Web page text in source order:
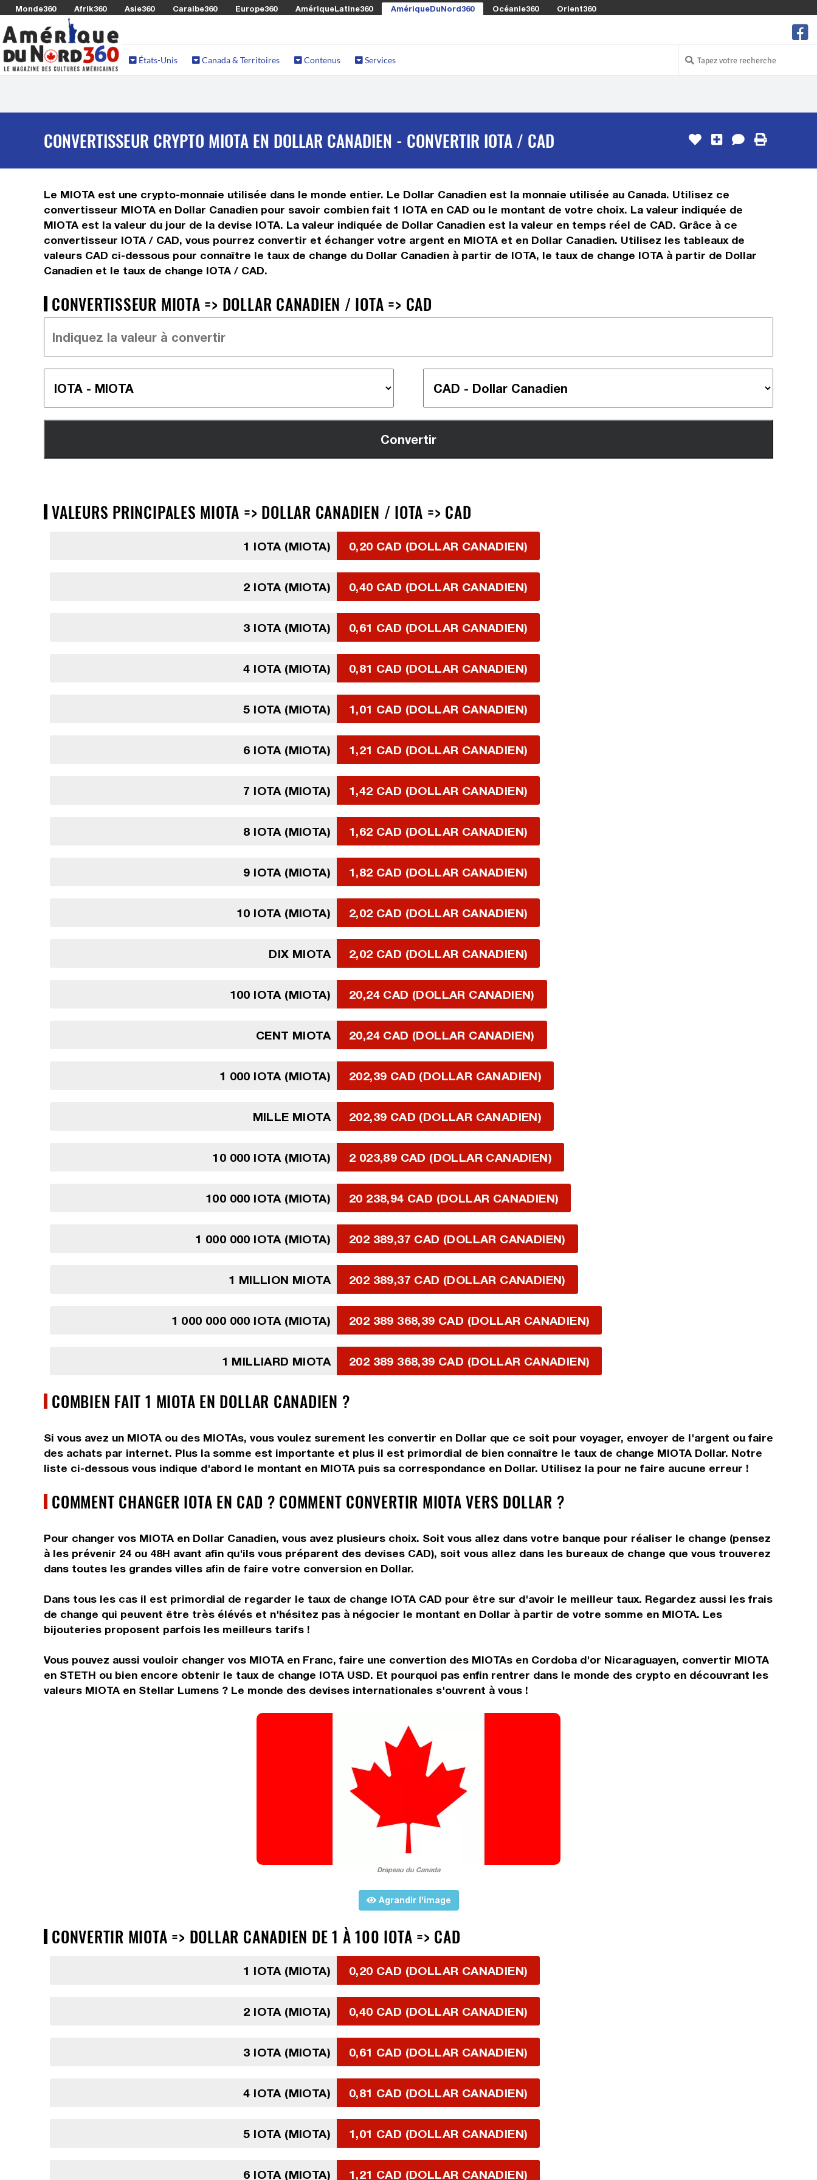
Monde360 Afrik360 Asie360 Caraibe360 Europe360 AmériqueLatine360 AmériqueDuNord360 Océanie360 Orient360
États-Unis Canada & Territoires Contenus Services
CONVERTISSEUR CRYPTO MIOTA EN DOLLAR CANADIEN - CONVERTIR IOTA / CAD
Le MIOTA est une crypto-monnaie utilisée dans le monde entier. Le Dollar Canadien est la monnaie utilisée au Canada. Utilisez ce
convertisseur MIOTA en Dollar Canadien pour savoir combien fait 1 IOTA en CAD ou le montant de votre choix. La valeur indiquée de
MIOTA est la valeur du jour de la devise IOTA. La valeur indiquée de Dollar Canadien est la valeur en temps réel de CAD. Grâce à ce
convertisseur IOTA / CAD, vous pourrez convertir et échanger votre argent en MIOTA et en Dollar Canadien. Utilisez les tableaux de
valeurs CAD ci-dessous pour connaître le taux de change du Dollar Canadien à partir de IOTA, le taux de change IOTA à partir de Dollar
Canadien et le taux de change IOTA / CAD.
CONVERTISSEUR MIOTA => DOLLAR CANADIEN / IOTA => CAD
VALEURS PRINCIPALES MIOTA => DOLLAR CANADIEN / IOTA => CAD
1 IOTA (MIOTA) 0,20 CAD (DOLLAR CANADIEN)
2 IOTA (MIOTA) 0,40 CAD (DOLLAR CANADIEN)
3 IOTA (MIOTA) 0,61 CAD (DOLLAR CANADIEN)
4 IOTA (MIOTA) 0,81 CAD (DOLLAR CANADIEN)
5 IOTA (MIOTA) 1,01 CAD (DOLLAR CANADIEN)
6 IOTA (MIOTA) 1,21 CAD (DOLLAR CANADIEN)
7 IOTA (MIOTA) 1,42 CAD (DOLLAR CANADIEN)
8 IOTA (MIOTA) 1,62 CAD (DOLLAR CANADIEN)
9 IOTA (MIOTA) 1,82 CAD (DOLLAR CANADIEN)
10 IOTA (MIOTA) 2,02 CAD (DOLLAR CANADIEN)
DIX MIOTA 2,02 CAD (DOLLAR CANADIEN)
100 IOTA (MIOTA) 20,24 CAD (DOLLAR CANADIEN)
CENT MIOTA 20,24 CAD (DOLLAR CANADIEN)
1 000 IOTA (MIOTA) 202,39 CAD (DOLLAR CANADIEN)
MILLE MIOTA 202,39 CAD (DOLLAR CANADIEN)
10 000 IOTA (MIOTA) 2 023,89 CAD (DOLLAR CANADIEN)
100 000 IOTA (MIOTA) 20 238,94 CAD (DOLLAR CANADIEN)
1 000 000 IOTA (MIOTA) 202 389,37 CAD (DOLLAR CANADIEN)
1 MILLION MIOTA 202 389,37 CAD (DOLLAR CANADIEN)
1 000 000 000 IOTA (MIOTA) 202 389 368,39 CAD (DOLLAR CANADIEN)
1 MILLIARD MIOTA 202 389 368,39 CAD (DOLLAR CANADIEN)
COMBIEN FAIT 1 MIOTA EN DOLLAR CANADIEN ?
Si vous avez un MIOTA ou des MIOTAs, vous voulez surement les convertir en Dollar que ce soit pour voyager, envoyer de l'argent ou faire
des achats par internet. Plus la somme est importante et plus il est primordial de bien connaître le taux de change MIOTA Dollar. Notre
liste ci-dessous vous indique d'abord le montant en MIOTA puis sa correspondance en Dollar. Utilisez la pour ne faire aucune erreur !
COMMENT CHANGER IOTA EN CAD ? COMMENT CONVERTIR MIOTA VERS DOLLAR ?
Pour changer vos MIOTA en Dollar Canadien, vous avez plusieurs choix. Soit vous allez dans votre banque pour réaliser le change (pensez
à les prévenir 24 ou 48H avant afin qu'ils vous préparent des devises CAD), soit vous allez dans les bureaux de change que vous trouverez
dans toutes les grandes villes afin de faire votre conversion en Dollar.
Dans tous les cas il est primordial de regarder le taux de change IOTA CAD pour être sur d'avoir le meilleur taux. Regardez aussi les frais
de change qui peuvent être très élévés et n'hésitez pas à négocier le montant en Dollar à partir de votre somme en MIOTA. Les
bijouteries proposent parfois les meilleurs tarifs !
Vous pouvez aussi vouloir changer vos MIOTA en Franc, faire une convertion des MIOTAs en Cordoba d'or Nicaraguayen, convertir MIOTA
en STETH ou bien encore obtenir le taux de change IOTA USD. Et pourquoi pas enfin rentrer dans le monde des crypto en découvrant les
valeurs MIOTA en Stellar Lumens ? Le monde des devises internationales s'ouvrent à vous !
Drapeau du Canada
Agrandir l'image
CONVERTIR MIOTA => DOLLAR CANADIEN DE 1 À 100 IOTA => CAD
1 IOTA (MIOTA) 0,20 CAD (DOLLAR CANADIEN)
2 IOTA (MIOTA) 0,40 CAD (DOLLAR CANADIEN)
3 IOTA (MIOTA) 0,61 CAD (DOLLAR CANADIEN)
4 IOTA (MIOTA) 0,81 CAD (DOLLAR CANADIEN)
5 IOTA (MIOTA) 1,01 CAD (DOLLAR CANADIEN)
6 IOTA (MIOTA) 1,21 CAD (DOLLAR CANADIEN)